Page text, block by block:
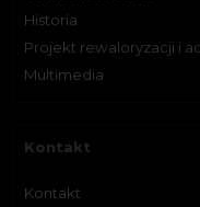
Historia
Projekt rewaloryzacji i
Multimedia
Kontakt
Kontakt